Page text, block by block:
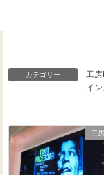
カテゴリー 工
イ
工